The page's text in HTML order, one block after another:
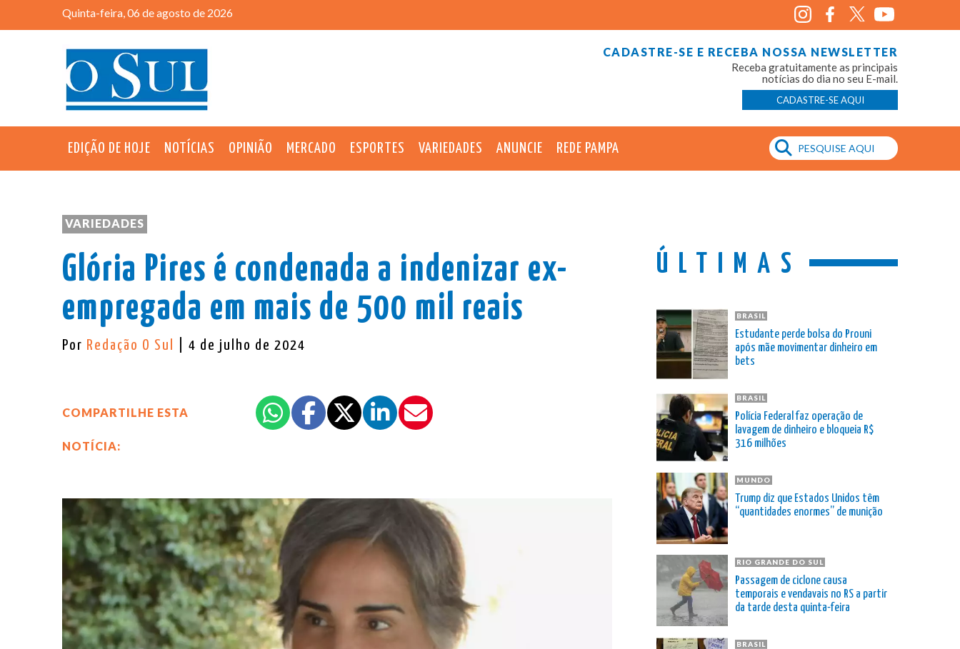
Quinta-feira, 06 de agosto de 2026
CADASTRE-SE E RECEBA NOSSA NEWSLETTER
Receba gratuitamente as principais
notícias do dia no seu E-mail.
CADASTRE-SE AQUI
EDIÇÃO DE HOJE NOTÍCIAS OPINIÃO MERCADO ESPORTES VARIEDADES ANUNCIE REDE PAMPA
VARIEDADES
Glória Pires é condenada a indenizar ex-
empregada em mais de 500 mil reais
Por Redação O Sul | 4 de julho de 2024
COMPARTILHE ESTA
NOTÍCIA:
ÚLTIMAS
BRASIL
Estudante perde bolsa do Prouni
após mãe movimentar dinheiro em
bets
BRASIL
Polícia Federal faz operação de
lavagem de dinheiro e bloqueia R$
316 milhões
MUNDO
Trump diz que Estados Unidos têm
“quantidades enormes” de munição
RIO GRANDE DO SUL
Passagem de ciclone causa
temporais e vendavais no RS a partir
da tarde desta quinta-feira
BRASIL